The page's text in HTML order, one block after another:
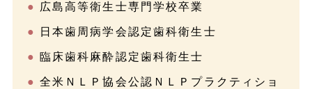
広島高等衛生士専門学校卒業
日本歯周病学会認定歯科衛生士
臨床歯科麻酔認定歯科衛生士
全米ＮＬＰ協会公認ＮＬＰプラクティショ